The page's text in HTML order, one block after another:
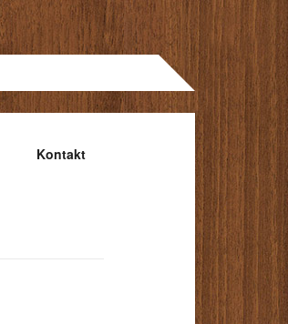
Kontakt